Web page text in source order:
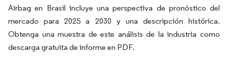
Airbag en Brasil incluye una perspectiva de pronóstico del
mercado para 2025 a 2030 y una descripción histórica.
Obtenga una muestra de este análisis de la industria como
descarga gratuita de informe en PDF.